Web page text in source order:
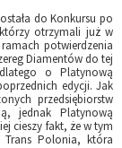
do Konkursu po
otrzymali już w
potwierdzenia
Diamentów do tej
o Platynową
edycji. Jak
przedsiębiorstw
jednak Platynową
cieszy fakt, że w tym
Trans Polonia, która